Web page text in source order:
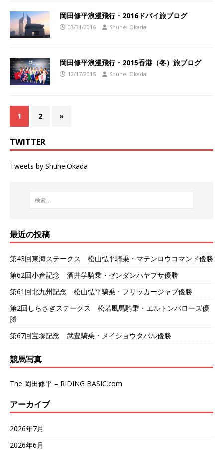
岡田修平浪漫飛行・2016ドバイ旅ブログ
03/31/2016 Shuhei Okada
岡田修平浪漫飛行・2015香港（冬）旅ブログ
12/17/2015 Shuhei Okada
1 2 »
TWITTER
Tweets by ShuheiOkada
最近の投稿
第43回東海ステークス 松山弘平騎乗・マテンロウコマンド優勝
第62回小倉記念 酒井学騎乗・ゼンダンハヤブサ優勝
第61回北九州記念 松山弘平騎乗・フリッカージャブ優勝
第2回しらさぎステークス 松若風馬騎乗・エルトンバローズ優
勝
第67回宝塚記念 武豊騎乗・メイショウタバル優勝
競馬写真
The 岡田修平 – RIDING BASIC.com
アーカイブ
2026年7月
2026年6月